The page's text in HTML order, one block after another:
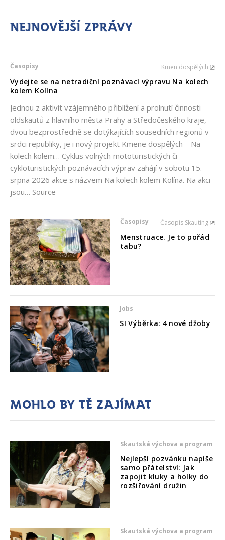
Nejnovější zprávy
Časopisy Kmen dospělých
Vydejte se na netradiční poznávací výpravu Na kolech
kolem Kolína
Jednou z aktivit vzájemného přiblížení a prolnutí činnosti
oldskautů z hlavního města Prahy a Středočeského kraje,
dvou bezprostředně se dotýkajících sousedních regionů v
srdci republiky, je i nový projekt Kmene dospělých – Na
kolech kolem… Cyklus volných mototuristických či
cykloturistických poznávacích výprav zahájí v sobotu 15.
srpna 2026 akce s názvem Na kolech kolem Kolína. Na akci
jsou… Source
Časopisy Časopis Skauting
Menstruace. Je to pořád
tabu?
Jobs
SI Výběrka: 4 nové džoby
Mohlo by tě zajímat
Skautská výchova a program
Nejlepší pozvánku napíše
samo přátelství: Jak
zapojit kluky a holky do
rozšiřování družin
Skautská výchova a program